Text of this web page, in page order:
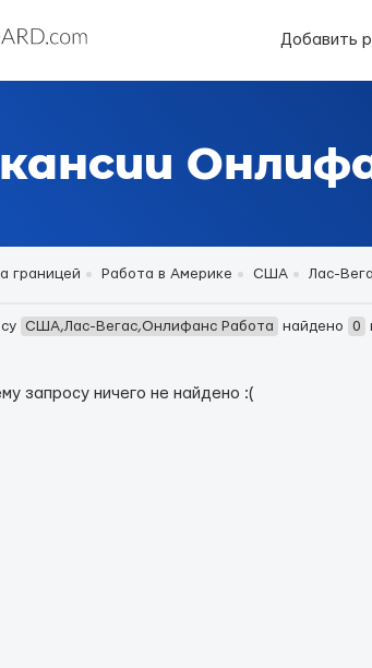
Добавить
границей Работа в Америке США Лас-
США,Лас-Вегас,Онлифанс Работа найдено 0
запросу ничего не найдено :(